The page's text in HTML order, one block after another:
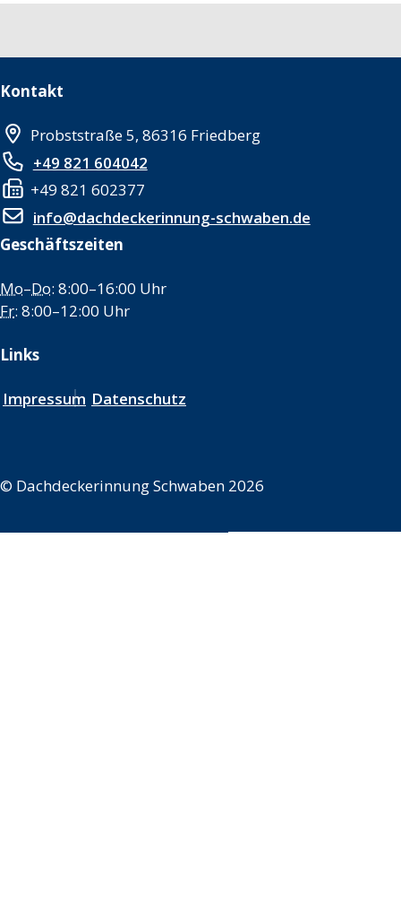
Kontakt
Probststraße 5, 86316 Friedberg
+49 821 604042
+49 821 602377
info@dachdeckerinnung-schwaben.de
Geschäftszeiten
Mo–Do: 8:00–16:00 Uhr
Fr: 8:00–12:00 Uhr
Links
Impressum Datenschutz
© Dachdeckerinnung Schwaben 2026